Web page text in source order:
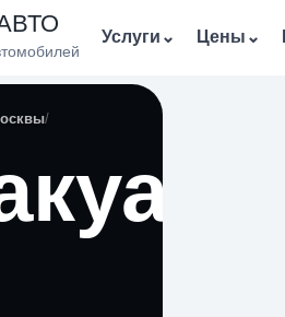
Услуги ⌄ Цены ⌄